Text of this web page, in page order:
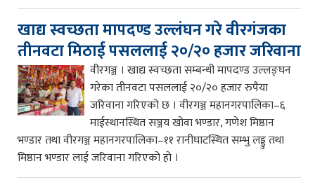
खाद्य स्वच्छता मापदण्ड उल्लंघन गरे वीरगंजका
तीनवटा मिठाई पसललाई २०/२० हजार जरिवाना
वीरगञ्ज । खाद्य स्वच्छता सम्बन्धी मापदण्ड उल्लङ्घन
गरेका तीनवटा पसललाई २०/२० हजार रुपैया
जरिवाना गरिएको छ । वीरगञ्ज महानगरपालिका–६
माईस्थानस्थित सञ्जय खोवा भण्डार, गणेश मिष्ठान
भण्डार तथा वीरगञ्ज महानगरपालिका–११ रानीघाटस्थित सम्भु लड्डु तथा
मिष्ठान भण्डार लाई जरिवाना गरिएको हो ।